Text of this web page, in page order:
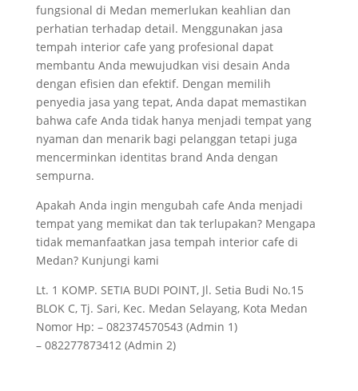
fungsional di Medan memerlukan keahlian dan
perhatian terhadap detail. Menggunakan jasa
tempah interior cafe yang profesional dapat
membantu Anda mewujudkan visi desain Anda
dengan efisien dan efektif. Dengan memilih
penyedia jasa yang tepat, Anda dapat memastikan
bahwa cafe Anda tidak hanya menjadi tempat yang
nyaman dan menarik bagi pelanggan tetapi juga
mencerminkan identitas brand Anda dengan
sempurna.
Apakah Anda ingin mengubah cafe Anda menjadi
tempat yang memikat dan tak terlupakan? Mengapa
tidak memanfaatkan jasa tempah interior cafe di
Medan? Kunjungi kami
Lt. 1 KOMP. SETIA BUDI POINT, Jl. Setia Budi No.15
BLOK C, Tj. Sari, Kec. Medan Selayang, Kota Medan
Nomor Hp: – 082374570543 (Admin 1)
– 082277873412 (Admin 2)